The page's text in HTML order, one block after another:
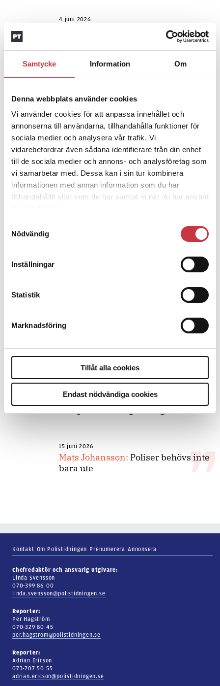
Samtycke Information Om
Denna webbplats använder cookies
Vi använder cookies för att anpassa innehållet och
annonserna till användarna, tillhandahålla funktioner för
sociala medier och analysera vår trafik. Vi
vidarebefordrar även sådana identifierare från din enhet
till de sociala medier och annons- och analysföretag som
vi samarbetar med. Dessa kan i sin tur kombinera
informationen med annan information som du har
tillhandahållit eller som de har samlat in när du har använt
Nödvändig
Inställningar
Statistik
Marknadsföring
Tillåt alla cookies
Endast nödvändiga cookies
4 juni 2026
Miljoner i sjön –
polisaspiranter underkänns på
godtyckliga grunder
Jens Mårtensson:Snart 20 år i tjänst
– nu ska han lära sig grunderna
4 juni 2026
Polisregionen erkänner fel: ”Kommer
att rättas till”
Debatt
8 juli 2026
bakbinder polisen
Debatt:Med för höga krav på evidens
kan polisen inte göra något alls
15 juni 2026
Mats Johansson: Poliser behövs inte
bara ute
Kontakt Om Polistidningen Prenumerera Annonsera
Chefredaktör och ansvarig utgivare:
Linda Svensson
070-399 86 00
linda.svensson@polistidningen.se
Reporter:
Per Hagström
070-329 80 45
per.hagstrom@polistidningen.se
Reporter:
Adrian Ericson
073-707 50 55
adrian.ericson@polistidningen.se